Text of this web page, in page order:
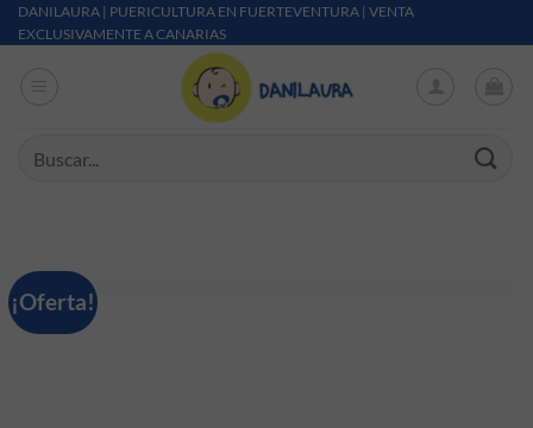
Saltar al contenido
DANILAURA | PUERICULTURA EN FUERTEVENTURA | VENTA
EXCLUSIVAMENTE A CANARIAS
¡Oferta!